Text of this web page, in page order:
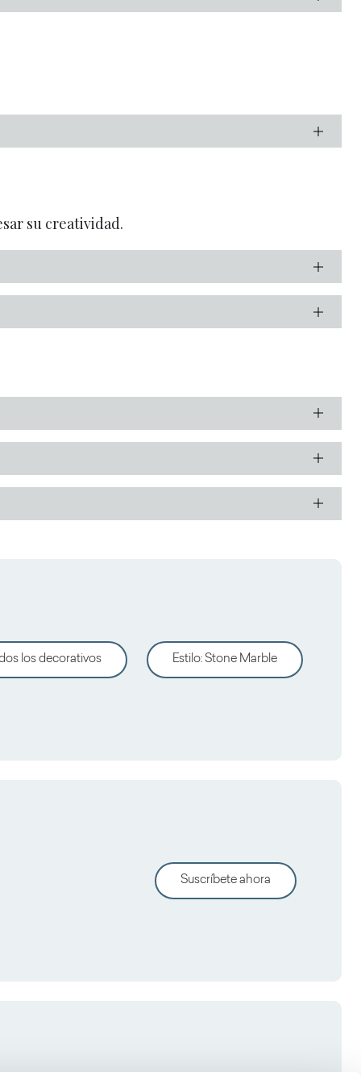
su creatividad.
los decorativos Estilo: Stone Marble
Suscríbete ahora